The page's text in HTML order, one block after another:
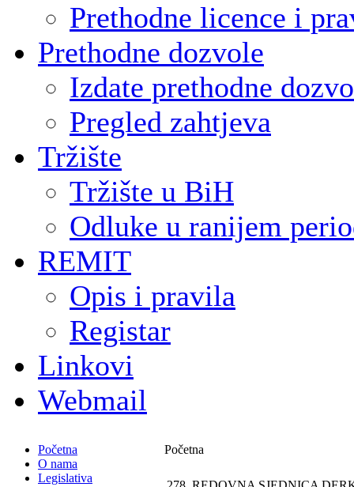
Prethodne licence i
Prethodne dozvole
Izdate prethodne
Pregled zahtjeva
Tržište
Tržište u BiH
Odluke u ranijem
REMIT
Opis i pravila
Registar
Linkovi
Webmail
Početna
O nama
Legislativa
Početna